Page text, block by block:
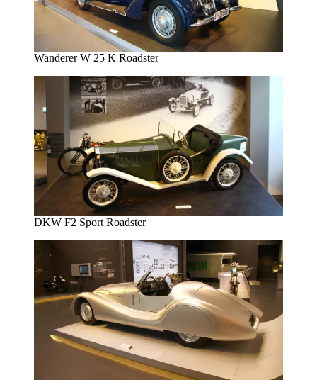
Wanderer W 25 K Roadster
DKW F2 Sport Roadster